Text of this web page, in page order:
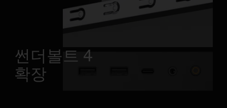
썬더볼트 4
확장